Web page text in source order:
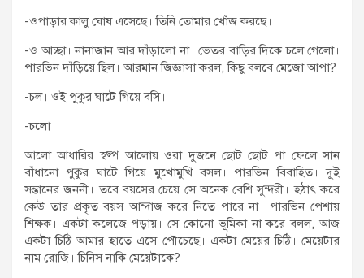
-ওপাড়ার কালু ঘোষ এসেছে। তিনি তোমার খোঁজ করছে।
-ও আচ্ছা। নানাজান আর দাঁড়ালো না। ভেতর বাড়ির দিকে চলে গেলো।
পারভিন দাঁড়িয়ে ছিল। আরমান জিজ্ঞাসা করল, কিছু বলবে মেজো আপা?
-চল। ওই পুকুর ঘাটে গিয়ে বসি।
-চলো।
আলো আধারির স্বল্প আলোয় ওরা দুজনে ছোট ছোট পা ফেলে সান
বাঁধানো পুকুর ঘাটে গিয়ে মুখোমুখি বসল। পারভিন বিবাহিত। দুই
সন্তানের জননী। তবে বয়সের চেয়ে সে অনেক বেশি সুন্দরী। হঠাৎ করে
কেউ তার প্রকৃত বয়স আন্দাজ করে নিতে পারে না। পারভিন পেশায়
শিক্ষক। একটা কলেজে পড়ায়। সে কোনো ভূমিকা না করে বলল, আজ
একটা চিঠি আমার হাতে এসে পৌচেছে। একটা মেয়ের চিঠি। মেয়েটার
নাম রোজি। চিনিস নাকি মেয়েটাকে?